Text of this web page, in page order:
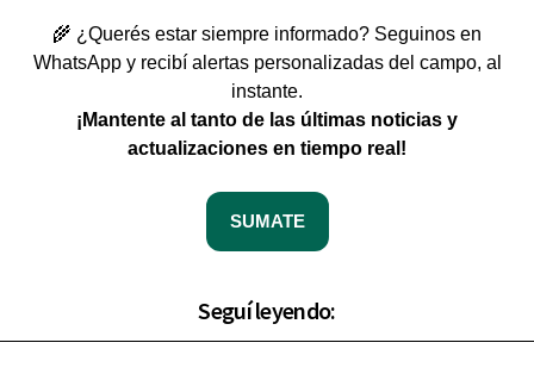
🌾 ¿Querés estar siempre informado? Seguinos en
WhatsApp y recibí alertas personalizadas del campo, al
instante.
¡Mantente al tanto de las últimas noticias y
actualizaciones en tiempo real!
SUMATE
Seguí leyendo: